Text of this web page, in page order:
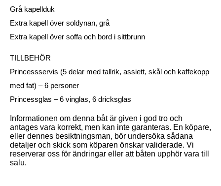
Grå kapellduk
Extra kapell över soldynan, grå
Extra kapell över soffa och bord i sittbrunn
TILLBEHÖR
Princessservis (5 delar med tallrik, assiett, skål och kaffekopp
med fat) – 6 personer
Princessglas – 6 vinglas, 6 dricksglas
Informationen om denna båt är given i god tro och
antages vara korrekt, men kan inte garanteras. En köpare,
eller dennes besiktningsman, bör undersöka sådana
detaljer och skick som köparen önskar validerade. Vi
reserverar oss för ändringar eller att båten upphör vara till
salu.